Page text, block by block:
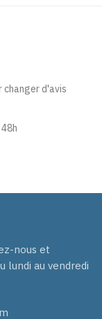
changer d'avis
nous et
lundi au vendredi